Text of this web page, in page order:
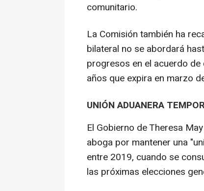
comunitario.
La Comisión también ha
bilateral no se abordará
progresos en el acuerdo
años que expira en marzo
UNIÓN ADUANERA
El Gobierno de Theresa
aboga por mantener una
entre 2019, cuando se
las próximas elecciones